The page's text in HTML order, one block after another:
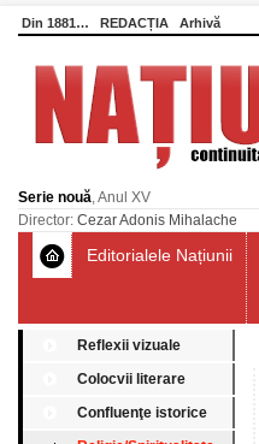
Din 1881… REDACȚIA Arhivă
Serie nouă, Anul XV
Director: Cezar Adonis Mihalache
Editorialele Națiunii
Reflexii vizuale
Colocvii literare
Confluenţe istorice